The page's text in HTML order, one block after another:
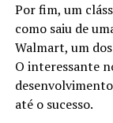
Por fim, um
como saiu de
Walmart, um
O interessante
até o sucesso.